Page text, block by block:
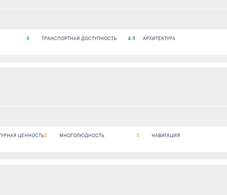
5 ТРАНСПОРТНАЯ ДОСТУПНОСТЬ 4.5 АРХИТЕКТУРА
ЦЕННОСТЬ3 МНОГОЛЮДНОСТЬ 3 НАВИГАЦИЯ